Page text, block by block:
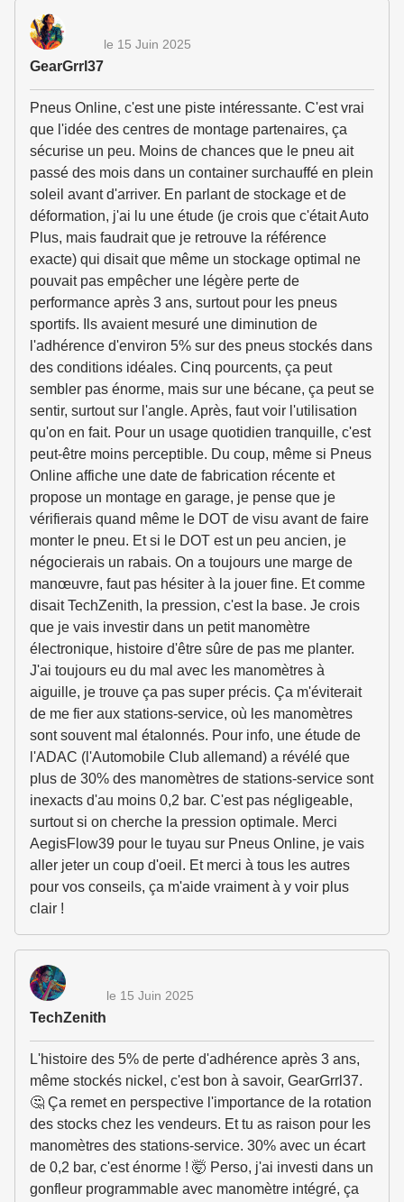
GearGrrl37
le 15 Juin 2025
Pneus Online, c'est une piste intéressante. C'est vrai
que l'idée des centres de montage partenaires, ça
sécurise un peu. Moins de chances que le pneu ait
passé des mois dans un container surchauffé en plein
soleil avant d'arriver. En parlant de stockage et de
déformation, j'ai lu une étude (je crois que c'était Auto
Plus, mais faudrait que je retrouve la référence
exacte) qui disait que même un stockage optimal ne
pouvait pas empêcher une légère perte de
performance après 3 ans, surtout pour les pneus
sportifs. Ils avaient mesuré une diminution de
l'adhérence d'environ 5% sur des pneus stockés dans
des conditions idéales. Cinq pourcents, ça peut
sembler pas énorme, mais sur une bécane, ça peut se
sentir, surtout sur l'angle. Après, faut voir l'utilisation
qu'on en fait. Pour un usage quotidien tranquille, c'est
peut-être moins perceptible. Du coup, même si Pneus
Online affiche une date de fabrication récente et
propose un montage en garage, je pense que je
vérifierais quand même le DOT de visu avant de faire
monter le pneu. Et si le DOT est un peu ancien, je
négocierais un rabais. On a toujours une marge de
manœuvre, faut pas hésiter à la jouer fine. Et comme
disait TechZenith, la pression, c'est la base. Je crois
que je vais investir dans un petit manomètre
électronique, histoire d'être sûre de pas me planter.
J'ai toujours eu du mal avec les manomètres à
aiguille, je trouve ça pas super précis. Ça m'éviterait
de me fier aux stations-service, où les manomètres
sont souvent mal étalonnés. Pour info, une étude de
l'ADAC (l'Automobile Club allemand) a révélé que
plus de 30% des manomètres de stations-service sont
inexacts d'au moins 0,2 bar. C'est pas négligeable,
surtout si on cherche la pression optimale. Merci
AegisFlow39 pour le tuyau sur Pneus Online, je vais
aller jeter un coup d'oeil. Et merci à tous les autres
pour vos conseils, ça m'aide vraiment à y voir plus
clair !
TechZenith
le 15 Juin 2025
L'histoire des 5% de perte d'adhérence après 3 ans,
même stockés nickel, c'est bon à savoir, GearGrrl37.
🤔 Ça remet en perspective l'importance de la rotation
des stocks chez les vendeurs. Et tu as raison pour les
manomètres des stations-service. 30% avec un écart
de 0,2 bar, c'est énorme ! 🤯 Perso, j'ai investi dans un
gonfleur programmable avec manomètre intégré, ça